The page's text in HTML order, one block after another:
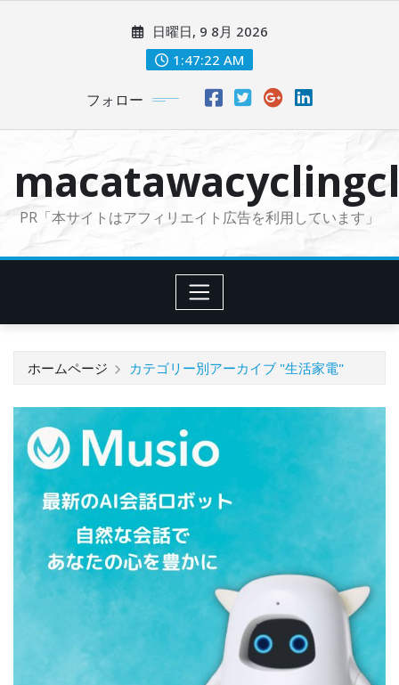
に
日曜日, 9 8月 2026
1:47:24 AM
フォロー
PR「本サイトはアフィリエイト広告を利用しています」
ホームページ カテゴリー別アーカイブ "生活家電"